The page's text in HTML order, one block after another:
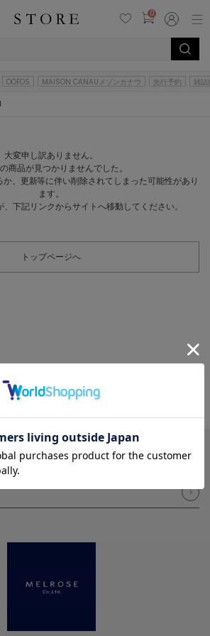
0
OOFOS MAISON CANAUメゾンカナウ 先行予約 雑誌
大変申し訳ありません。
商品が見つかりませんでした。
か、更新等に伴い削除されてしまった可能性があり
ます。
下記リンクからサイトへ移動してください。
トップページへ
ルマガ登録